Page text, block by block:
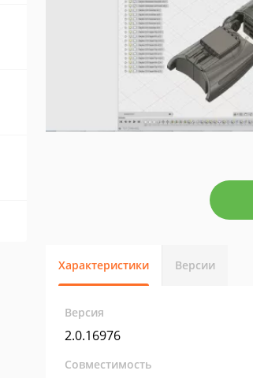
Характеристики Версии
Версия
2.0.16976
Совместимость